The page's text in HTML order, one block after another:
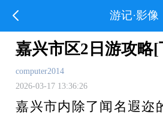
游记·影像
嘉兴市区2日游攻略[
computer2014
2026-03-17 13:36:26
嘉兴市内除了闻名遐迩